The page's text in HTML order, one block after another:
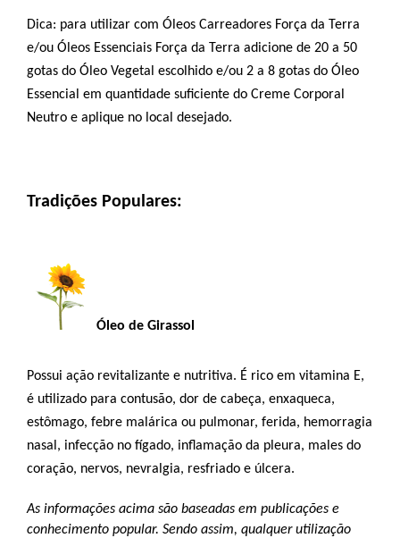
Dica: para utilizar com Óleos Carreadores Força da Terra
e/ou Óleos Essenciais Força da Terra adicione de 20 a 50
gotas do Óleo Vegetal escolhido e/ou 2 a 8 gotas do Óleo
Essencial em quantidade suficiente do Creme Corporal
Neutro e aplique no local desejado.
Tradições Populares:
Óleo de Girassol
Possui ação revitalizante e nutritiva. É rico em vitamina E,
é utilizado para contusão, dor de cabeça, enxaqueca,
estômago, febre malárica ou pulmonar, ferida, hemorragia
nasal, infecção no fígado, inflamação da pleura, males do
coração, nervos, nevralgia, resfriado e úlcera.
As informações acima são baseadas em publicações e
conhecimento popular. Sendo assim, qualquer utilização